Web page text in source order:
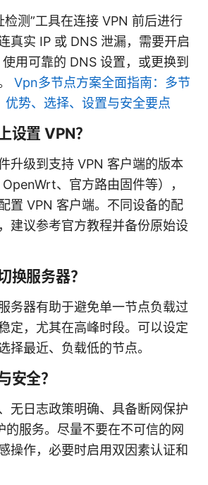
检测”工具在连接 VPN 前后进行
真实 IP 或 DNS 泄漏，需要开启
用可靠的 DNS 设置，或更换到
Vpn多节点方案全面指南：多节
优势、选择、设置与安全要点
设置 VPN？
升级到支持 VPN 客户端的版本
OpenWrt、官方路由固件等），
置 VPN 客户端。不同设备的配
建议参考官方教程并备份原始设
换服务器？
务器有助于避免单一节点负载过
定，尤其在高峰时段。可以设定
择最近、负载低的节点。
安全？
无日志政策明确、具备断网保护
的服务。尽量不要在不可信的网
操作，必要时启用双因素认证和